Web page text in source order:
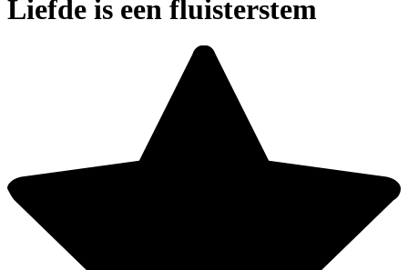
Liefde is een fluisterstem